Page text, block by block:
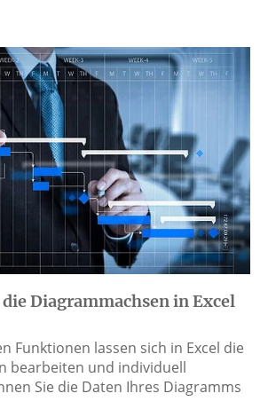
Diagrammachsen in Excel
Funktionen lassen sich in Excel die
bearbeiten und individuell
Sie die Daten Ihres Diagramms